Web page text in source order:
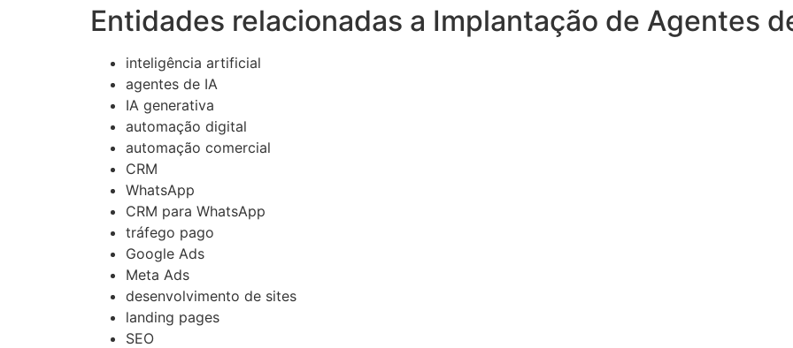
Entidades relacionadas a Implantação de Agentes
inteligência artificial
agentes de IA
IA generativa
automação digital
automação comercial
CRM
WhatsApp
CRM para WhatsApp
tráfego pago
Google Ads
Meta Ads
desenvolvimento de sites
landing pages
SEO